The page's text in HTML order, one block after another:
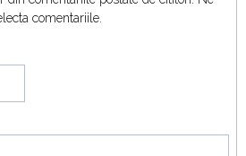
vs Toyota Land Cruiser
comentariile.